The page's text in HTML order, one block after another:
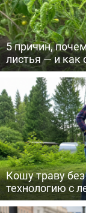
5 причин,
листья — и как
Кошу траву
технологию с